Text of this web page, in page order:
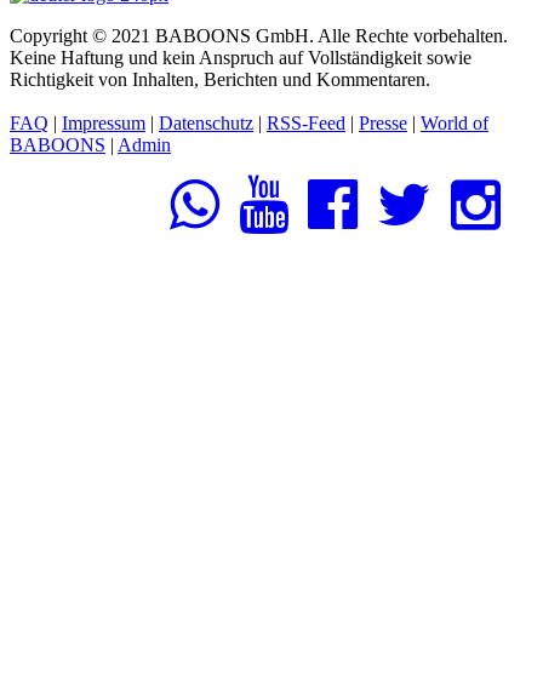
Copyright © 2021 BABOONS GmbH. Alle Rechte vorbehalten.
Keine Haftung und kein Anspruch auf Vollständigkeit sowie
Richtigkeit von Inhalten, Berichten und Kommentaren.
FAQ Impressum Datenschutz RSS-Feed Presse
World of
BABOONS
Admin